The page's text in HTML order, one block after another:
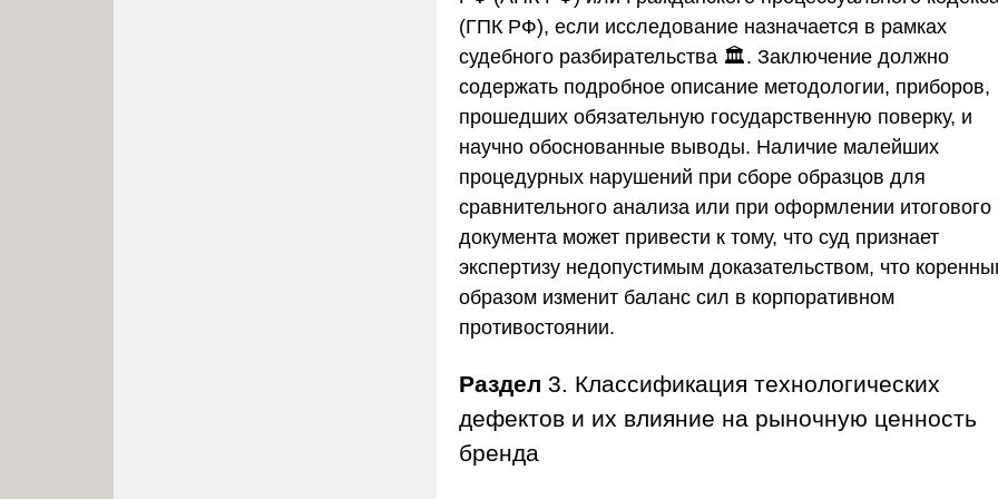
(ГПК РФ), если исследование назначается в рамках
судебного разбирательства 🏛️. Заключение должно
содержать подробное описание методологии, приборов,
прошедших обязательную государственную поверку, и
научно обоснованные выводы. Наличие малейших
процедурных нарушений при сборе образцов для
сравнительного анализа или при оформлении итогового
документа может привести к тому, что суд признает
экспертизу недопустимым доказательством, что
образом изменит баланс сил в корпоративном
противостоянии.
Раздел 3. Классификация технологических
дефектов и их влияние на рыночную ценность
бренда